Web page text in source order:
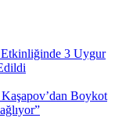
Etkinliğinde 3 Uygur
Boykot